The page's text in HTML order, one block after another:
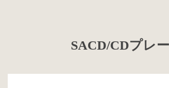
SACD/CDプレ